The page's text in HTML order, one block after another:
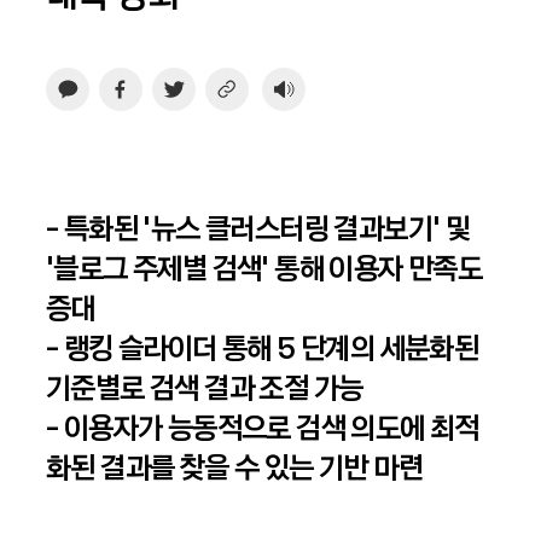
- 특화된 ‘뉴스 클러스터링 결과보기’ 및
‘블로그 주제별 검색’ 통해 이용자 만족도
증대
- 랭킹 슬라이더 통해 5 단계의 세분화된
기준별로 검색 결과 조절 가능
- 이용자가 능동적으로 검색 의도에 최적
화된 결과를 찾을 수 있는 기반 마련